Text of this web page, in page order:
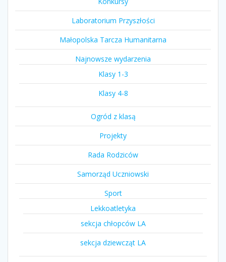
Laboratorium Przyszłości
Małopolska Tarcza Humanitarna
Najnowsze wydarzenia
Klasy 1-3
Klasy 4-8
Ogród z klasą
Projekty
Rada Rodziców
Samorząd Uczniowski
Sport
Lekkoatletyka
sekcja chłopców LA
sekcja dziewcząt LA